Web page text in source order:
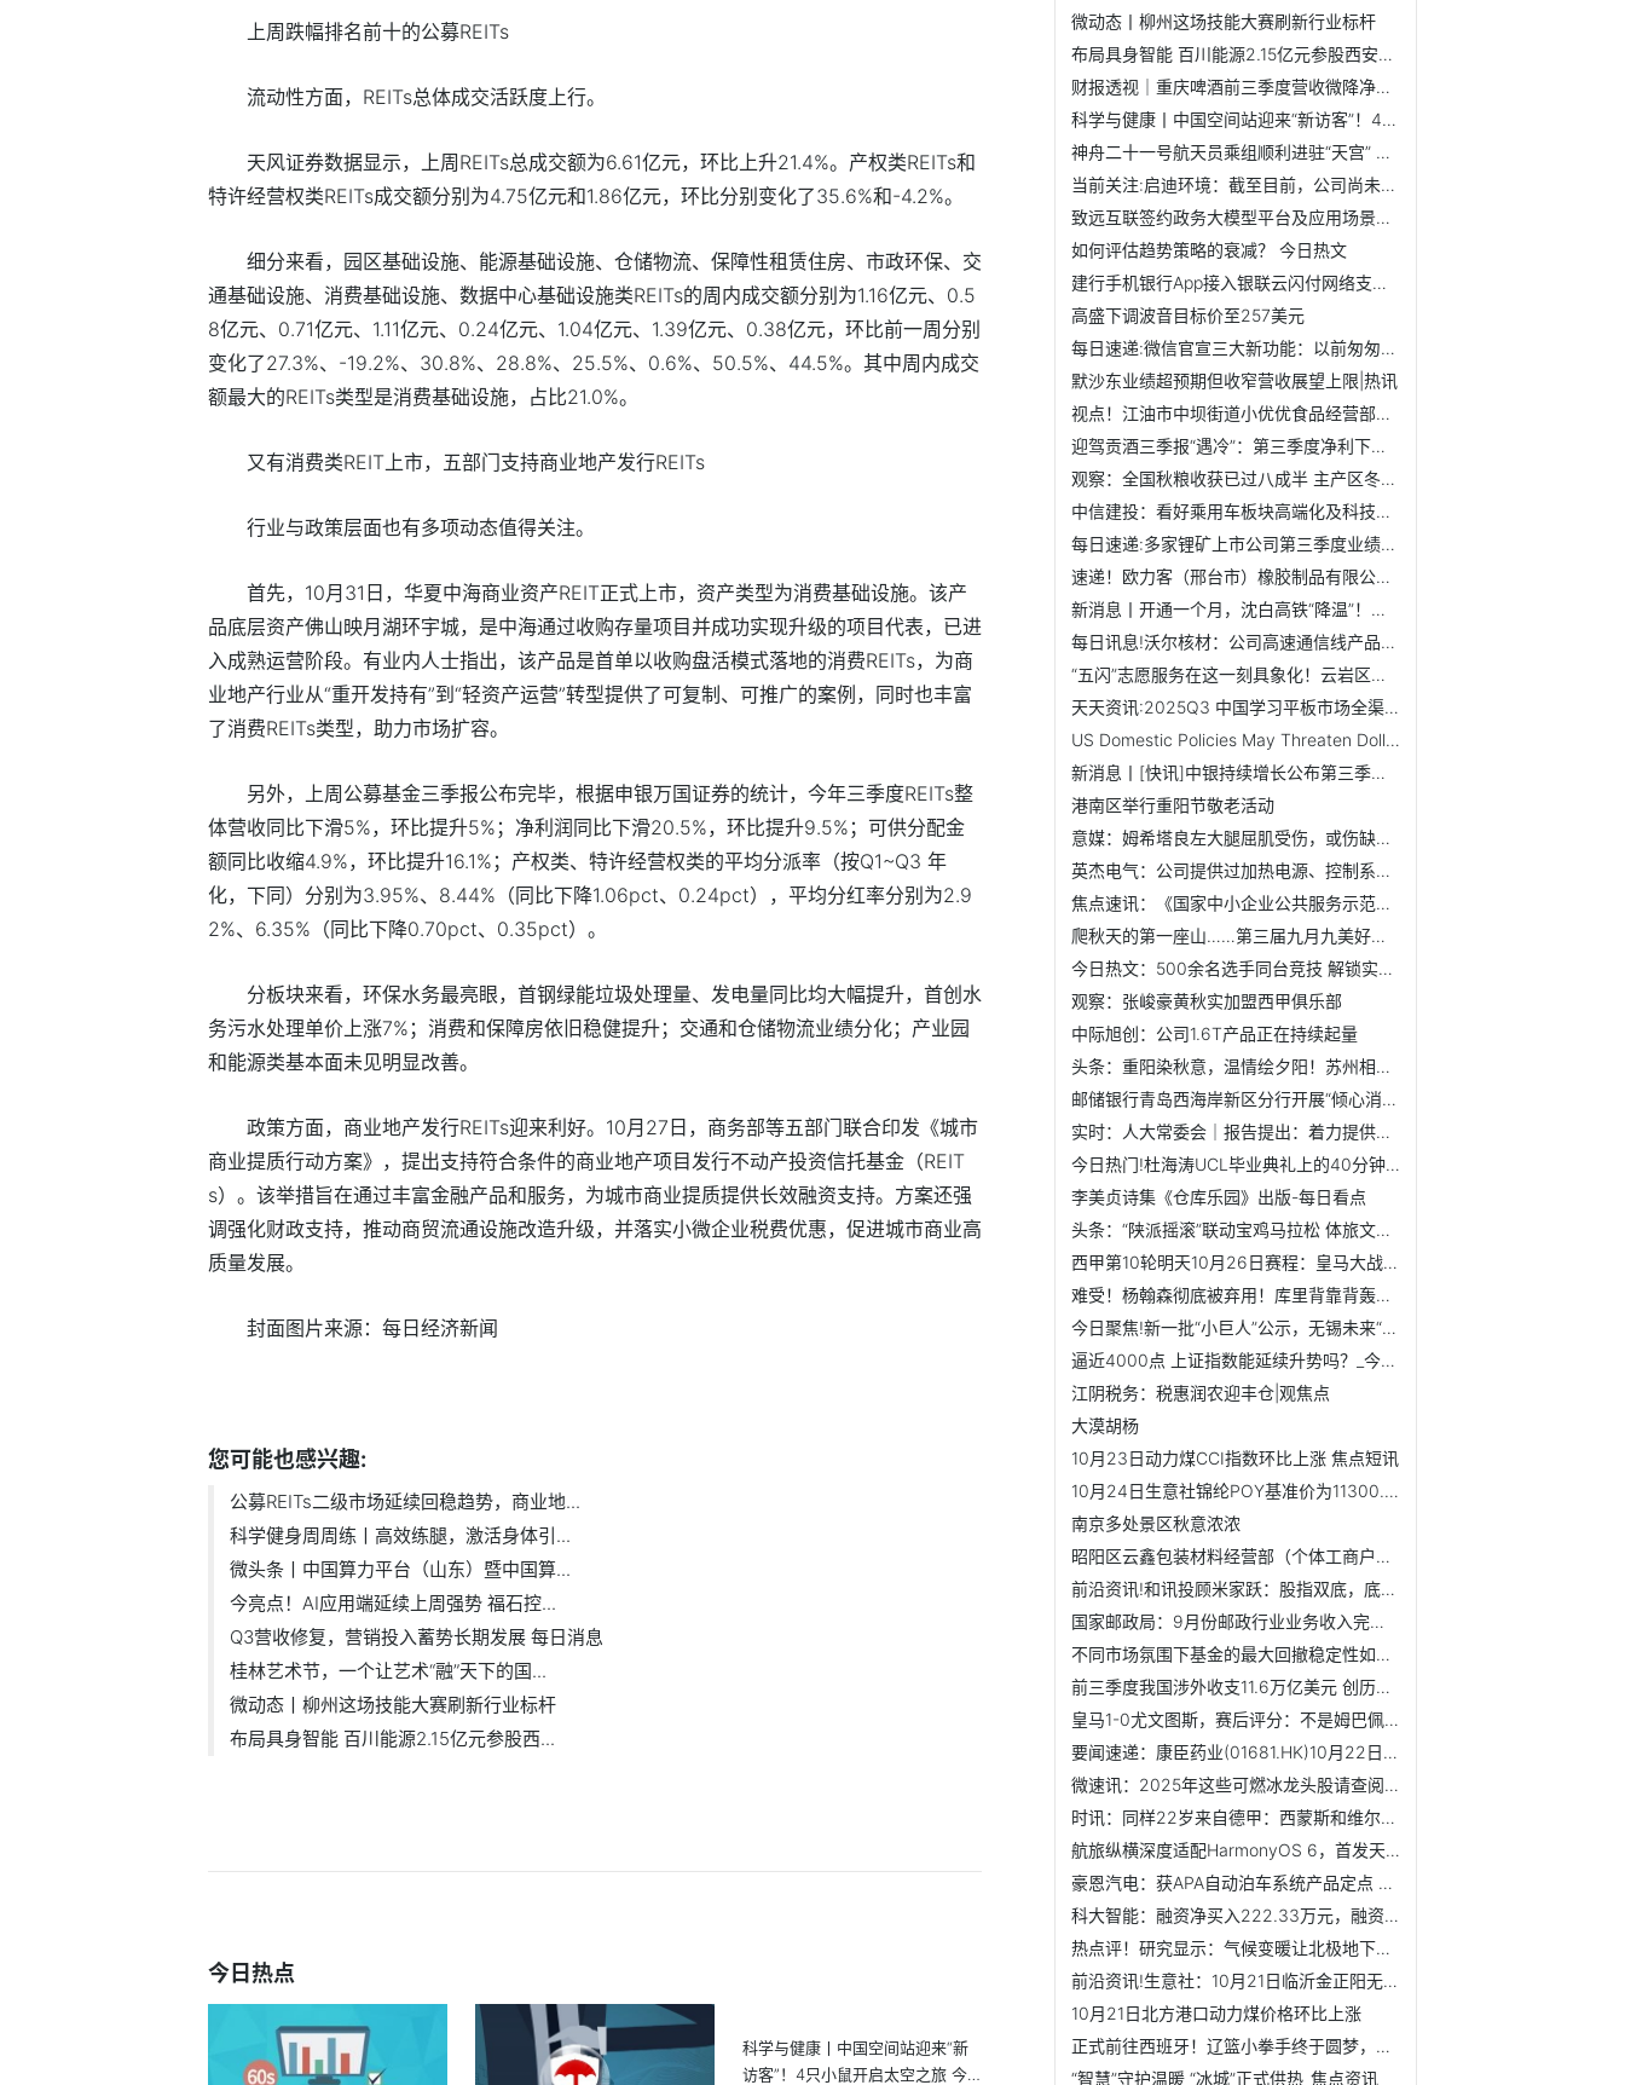
上周跌幅排名前十的公募REITs
流动性方面，REITs总体成交活跃度上行。
天风证券数据显示，上周REITs总成交额为6.61亿元，环比上升21.4%。产权类REITs和
特许经营权类REITs成交额分别为4.75亿元和1.86亿元，环比分别变化了35.6%和-4.2%。
细分来看，园区基础设施、能源基础设施、仓储物流、保障性租赁住房、市政环保、交
通基础设施、消费基础设施、数据中心基础设施类REITs的周内成交额分别为1.16亿元、0.5
8亿元、0.71亿元、1.11亿元、0.24亿元、1.04亿元、1.39亿元、0.38亿元，环比前一周分别
变化了27.3%、-19.2%、30.8%、28.8%、25.5%、0.6%、50.5%、44.5%。其中周内成交
额最大的REITs类型是消费基础设施，占比21.0%。
又有消费类REIT上市，五部门支持商业地产发行REITs
行业与政策层面也有多项动态值得关注。
首先，10月31日，华夏中海商业资产REIT正式上市，资产类型为消费基础设施。该产
品底层资产佛山映月湖环宇城，是中海通过收购存量项目并成功实现升级的项目代表，已进
入成熟运营阶段。有业内人士指出，该产品是首单以收购盘活模式落地的消费REITs，为商
业地产行业从“重开发持有”到“轻资产运营”转型提供了可复制、可推广的案例，同时也丰富
了消费REITs类型，助力市场扩容。
另外，上周公募基金三季报公布完毕，根据申银万国证券的统计，今年三季度REITs整
体营收同比下滑5%，环比提升5%；净利润同比下滑20.5%，环比提升9.5%；可供分配金
额同比收缩4.9%，环比提升16.1%；产权类、特许经营权类的平均分派率（按Q1~Q3 年
化，下同）分别为3.95%、8.44%（同比下降1.06pct、0.24pct），平均分红率分别为2.9
2%、6.35%（同比下降0.70pct、0.35pct）。
分板块来看，环保水务最亮眼，首钢绿能垃圾处理量、发电量同比均大幅提升，首创水
务污水处理单价上涨7%；消费和保障房依旧稳健提升；交通和仓储物流业绩分化；产业园
和能源类基本面未见明显改善。
政策方面，商业地产发行REITs迎来利好。10月27日，商务部等五部门联合印发《城市
商业提质行动方案》，提出支持符合条件的商业地产项目发行不动产投资信托基金（REIT
s）。该举措旨在通过丰富金融产品和服务，为城市商业提质提供长效融资支持。方案还强
调强化财政支持，推动商贸流通设施改造升级，并落实小微企业税费优惠，促进城市商业高
质量发展。
封面图片来源：每日经济新闻
您可能也感兴趣:
公募REITs二级市场延续回稳趋势，商业地...
科学健身周周练丨高效练腿，激活身体引...
微头条丨中国算力平台（山东）暨中国算...
今亮点！AI应用端延续上周强势 福石控...
Q3营收修复，营销投入蓄势长期发展 每日消息
桂林艺术节，一个让艺术“融”天下的国...
微动态丨柳州这场技能大赛刷新行业标杆
布局具身智能 百川能源2.15亿元参股西...
今日热点
科学与健康丨中国空间站迎来“新
访客”！4只小鼠开启太空之旅 今
微动态丨柳州这场技能大赛刷新行业标杆
布局具身智能 百川能源2.15亿元参股西安中科光电
财报透视｜重庆啤酒前三季度营收微降净利下滑，机构看好长期...
科学与健康丨中国空间站迎来“新访客”！4只小鼠开启太空之旅...
神舟二十一号航天员乘组顺利进驻“天宫” 中国航天员完成第7...
当前关注:启迪环境：截至目前，公司尚未收到法院关于受理重整...
致远互联签约政务大模型平台及应用场景建设项目
如何评估趋势策略的衰减？ 今日热文
建行手机银行App接入银联云闪付网络支付平台 双App共享惠民...
高盛下调波音目标价至257美元
每日速递:微信官宣三大新功能：以前匆匆忙忙连滚带爬，现在从...
默沙东业绩超预期但收窄营收展望上限|热讯
视点！江油市中坝街道小优优食品经营部（个体工商户）成立 ...
迎驾贡酒三季报“遇冷”：第三季度净利下滑近四成
观察：全国秋粮收获已过八成半 主产区冬小麦播种加快推进
中信建投：看好乘用车板块高端化及科技成长结构性行情
每日速递:多家锂矿上市公司第三季度业绩回暖
速递！欧力客（邢台市）橡胶制品有限公司成立 注册资本100万...
新消息丨开通一个月，沈白高铁“降温”！坐过的人开始说实话了
每日讯息!沃尔核材：公司高速通信线产品的技术实力和关键设备...
“五闪”志愿服务在这一刻具象化！云岩区快递骑手背摔伤老人...
天天资讯:2025Q3 中国学习平板市场全渠道销量 180.6 万台...
US Domestic Policies May Threaten Dollar's Longterm...
新消息丨[快讯]中银持续增长公布第三季报 十大重仓股
港南区举行重阳节敬老活动
意媒：姆希塔良左大腿屈肌受伤，或伤缺至米兰德比前_热议
英杰电气：公司提供过加热电源、控制系统电源、辅助类电源以...
焦点速讯：《国家中小企业公共服务示范平台（基地）创建管理...
爬秋天的第一座山……第三届九月九美好生活登山节开心迈步 ...
今日热文：500余名选手同台竞技 解锁实验里的奇妙世界
观察：张峻豪黄秋实加盟西甲俱乐部
中际旭创：公司1.6T产品正在持续起量
头条：重阳染秋意，温情绘夕阳！苏州相城方浜村开展手工扎染活动
邮储银行青岛西海岸新区分行开展“倾心消保”高校行宣传活动...
实时：人大常委会｜报告提出：着力提供高质量金融服务
今日热门!杜海涛UCL毕业典礼上的40分钟全英文演讲，沈梦辰说...
李美贞诗集《仓库乐园》出版-每日看点
头条：“陕派摇滚”联动宝鸡马拉松 体旅文商融合绘就城市发...
西甲第10轮明天10月26日赛程：皇马大战巴萨，瓦伦西亚PK黄潜 时讯
难受！杨翰森彻底被弃用！库里背靠背轰35+6+3，阿夫迪亚打爆...
今日聚焦!新一批“小巨人”公示，无锡未来“新势力”涌现！
逼近4000点 上证指数能延续升势吗？_今日热闻
江阴税务：税惠润农迎丰仓|观焦点
大漠胡杨
10月23日动力煤CCI指数环比上涨 焦点短讯
10月24日生意社锦纶POY基准价为11300.00元/吨-今日要闻
南京多处景区秋意浓浓
昭阳区云鑫包装材料经营部（个体工商户）成立 注册资本5万人...
前沿资讯!和讯投顾米家跃：股指双底，底气是否到来？
国家邮政局：9月份邮政行业业务收入完成1525.7亿元 同比增长...
不同市场氛围下基金的最大回撤稳定性如何？|每日快报
前三季度我国涉外收支11.6万亿美元 创历史同期新高
皇马1-0尤文图斯，赛后评分：不是姆巴佩第一，皇马5号排第一
要闻速递：康臣药业(01681.HK)10月22日回购433.08万港元，已连续7日回购
微速讯：2025年这些可燃冰龙头股请查阅！（2025/8/29）
时讯：同样22岁来自德甲：西蒙斯和维尔茨一起在英超迷失
航旅纵横深度适配HarmonyOS 6，首发天气动效实况窗，让航旅...
豪恩汽电：获APA自动泊车系统产品定点 预估总营业额约5.76亿元
科大智能：融资净买入222.33万元，融资余额5.33亿元（10-21）-看热讯
热点评！研究显示：气候变暖让北极地下古生物醒来
前沿资讯!生意社：10月21日临沂金正阳无缝管价格持平
10月21日北方港口动力煤价格环比上涨
正式前往西班牙！辽篮小拳手终于圆梦，去海外打球
“智慧”守护温暖 “冰城”正式供热_焦点资讯